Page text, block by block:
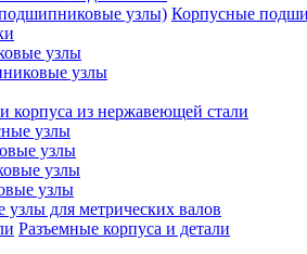
Корпусные
узлы
узлы
из нержавеющей стали
узлы
узлы
узлы
узлы
для метрических валов
Разъемные корпуса и детали